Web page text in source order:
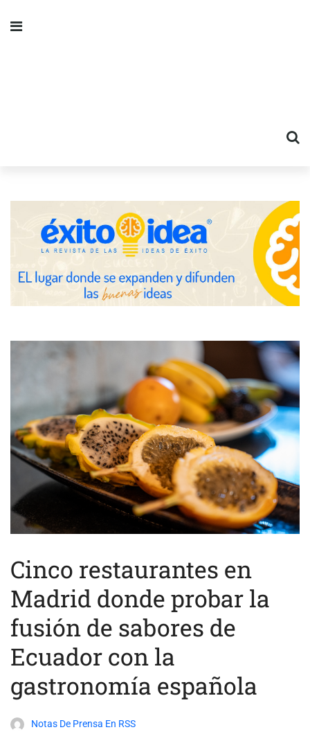
Cinco restaurantes en
Madrid donde probar la
fusión de sabores de
Ecuador con la
gastronomía española
Notas De Prensa En RSS